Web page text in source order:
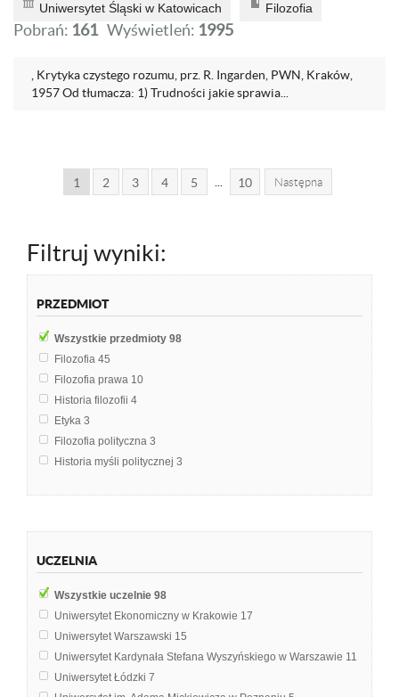
Uniwersytet Śląski w Katowicach Filozofia
Pobrań: 161 Wyświetleń: 1995
, Krytyka czystego rozumu, prz. R. Ingarden, PWN, Kraków,
1957 Od tłumacza: 1) Trudności jakie sprawia...
1 2 3 4 5 10 Następna
Filtruj wyniki:
PRZEDMIOT
Wszystkie przedmioty 98
Filozofia 45
Filozofia prawa 10
Historia filozofii 4
Etyka 3
Filozofia polityczna 3
Historia myśli politycznej 3
Filozofia kultury
UCZELNIA
Wszystkie uczelnie 98
Uniwersytet Ekonomiczny w Krakowie 17
Uniwersytet Warszawski 15
Uniwersytet Kardynała Stefana Wyszyńskiego w Warszawie 11
Uniwersytet Łódzki 7